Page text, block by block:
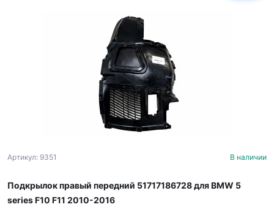
Артикул: 9351 В наличии
Подкрылок правый передний 51717186728 для BMW 5
series F10 F11 2010-2016